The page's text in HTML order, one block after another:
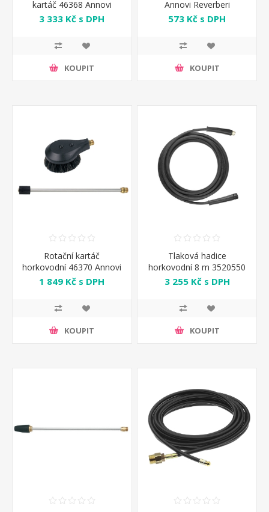
kartáč 46368 Annovi
Reverberi
3 333 Kč s DPH
KOUPIT
Annovi Reverberi
573 Kč s DPH
KOUPIT
Rotační kartáč
horkovodní 46370 Annovi
Reverberi
1 849 Kč s DPH
KOUPIT
Tlaková hadice
horkovodní 8 m 3520550
Annovi Reverberi
3 255 Kč s DPH
KOUPIT